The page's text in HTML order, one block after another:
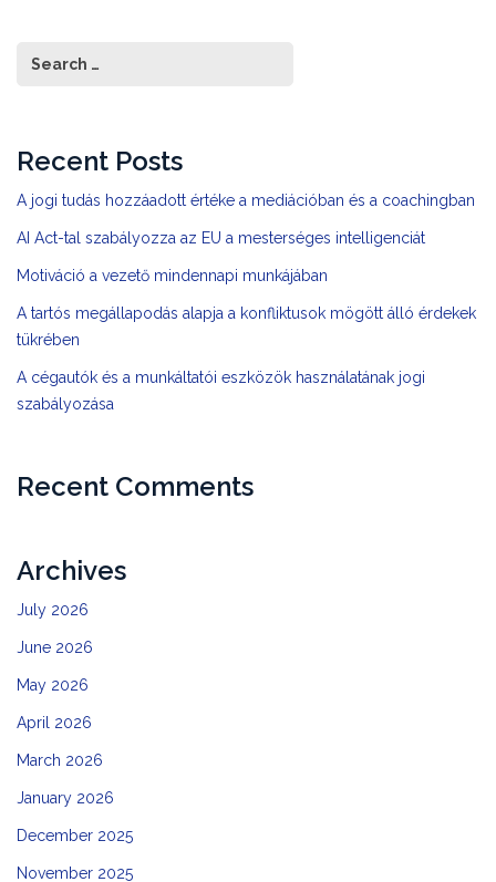
Recent Posts
A jogi tudás hozzáadott értéke a mediációban és a coachingban
AI Act-tal szabályozza az EU a mesterséges intelligenciát
Motiváció a vezető mindennapi munkájában
A tartós megállapodás alapja a konfliktusok mögött álló érdekek
tükrében
A cégautók és a munkáltatói eszközök használatának jogi
szabályozása
Recent Comments
Archives
July 2026
June 2026
May 2026
April 2026
March 2026
January 2026
December 2025
November 2025